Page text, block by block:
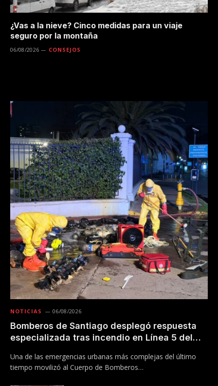
¿Vas a la nieve? Cinco medidas para un viaje
seguro por la montaña
06/08/2026 CONSEJOS
NOTICIAS 06/08/2026
Bomberos de Santiago desplegó respuesta
especializada tras incendio en Línea 5 del
Una de las emergencias urbanas más complejas del último
tiempo movilizó al Cuerpo de Bomberos…